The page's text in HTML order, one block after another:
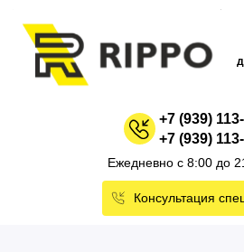
+7 (939)
+7 (939)
Ежедневно с 8:00 до
Консультация